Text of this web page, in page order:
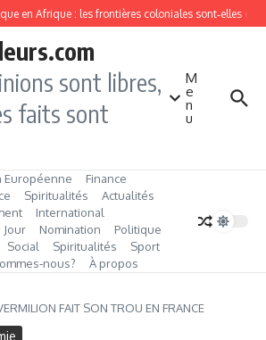
en Afrique : les frontières coloniales sont‑elles
sont libres,
faits sont
M
e
n
u
Européenne
Finance
Spiritualités
Actualités
International
Jour
Nomination
Politique
Social Spiritualités
Sport
À propos
FAIT SON TROU EN FRANCE